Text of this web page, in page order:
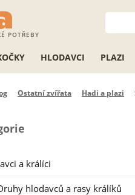
POTŘEBY
HLODAVCI PLAZI
Ostatní zvířata Hadi a plazi
a králíci
hlodavců a rasy králíků